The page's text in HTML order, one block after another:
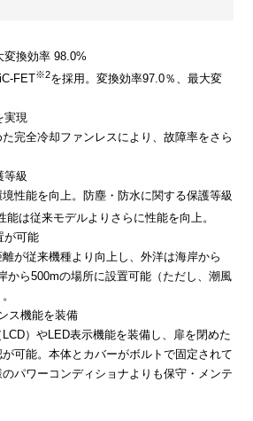
変換効率 98.0%
FET※2を採用。変換効率97.0％、最大変
実現
完全冷却ファンレスにより、故障率をさら
等級
性能を向上。防塵・防水に関する保護等級
能は従来モデルよりさらに性能を向上。
が可能
が従来機種より向上し、外洋は海岸から
から500mの場所に設置可能（ただし、潮風
ス機能を装備
）やLED表示機能を装備し、扉を閉めた
可能。本体とカバーがボルトで固定されて
パワーコンディショナよりも保守・メンテ